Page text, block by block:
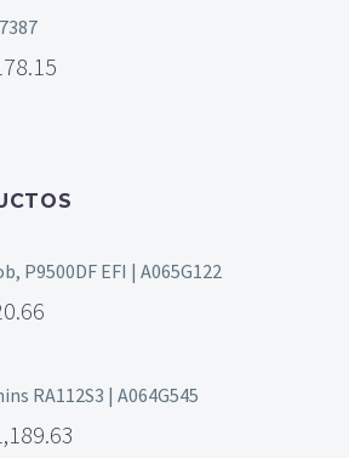
P9500DF EFI | A065G122
RA112S3 | A064G545